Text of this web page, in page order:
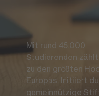
Mit rund 45.000
Studierenden zählt
zu den größten
Europas. Initiiert
gemeinnützige